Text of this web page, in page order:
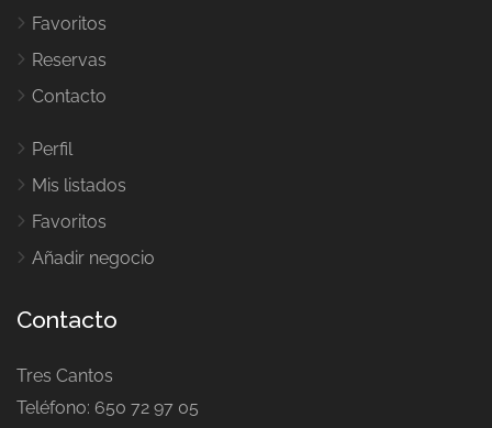
Favoritos
Reservas
Contacto
Perfil
Mis listados
Favoritos
Añadir negocio
Contacto
Tres Cantos
Teléfono: 650 72 97 05